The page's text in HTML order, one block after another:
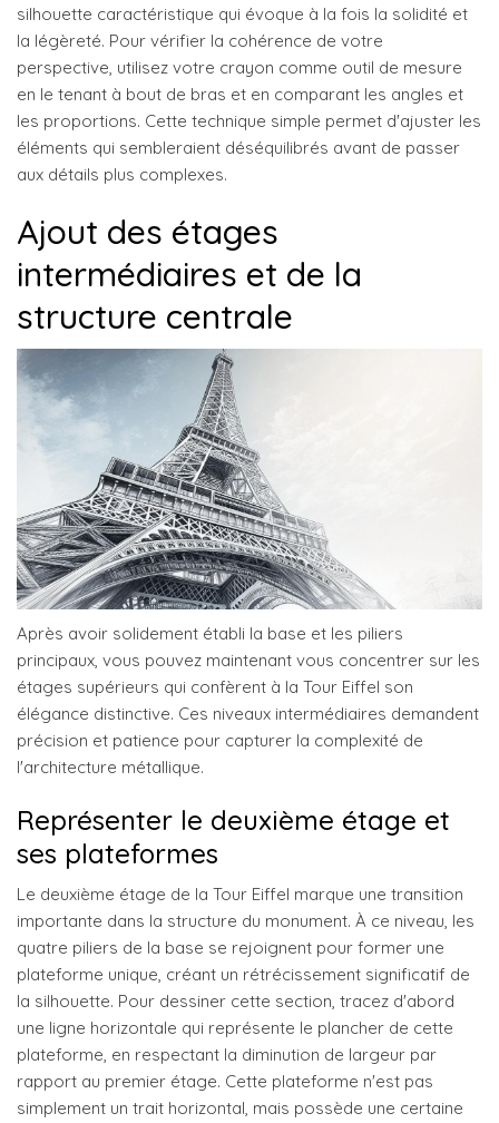
silhouette caractéristique qui évoque à la fois la solidité et
la légèreté. Pour vérifier la cohérence de votre
perspective, utilisez votre crayon comme outil de mesure
en le tenant à bout de bras et en comparant les angles et
les proportions. Cette technique simple permet d'ajuster les
éléments qui sembleraient déséquilibrés avant de passer
aux détails plus complexes.
Ajout des étages
intermédiaires et de la
structure centrale
Après avoir solidement établi la base et les piliers
principaux, vous pouvez maintenant vous concentrer sur les
étages supérieurs qui confèrent à la Tour Eiffel son
élégance distinctive. Ces niveaux intermédiaires demandent
précision et patience pour capturer la complexité de
l'architecture métallique.
Représenter le deuxième étage et
ses plateformes
Le deuxième étage de la Tour Eiffel marque une transition
importante dans la structure du monument. À ce niveau, les
quatre piliers de la base se rejoignent pour former une
plateforme unique, créant un rétrécissement significatif de
la silhouette. Pour dessiner cette section, tracez d'abord
une ligne horizontale qui représente le plancher de cette
plateforme, en respectant la diminution de largeur par
rapport au premier étage. Cette plateforme n'est pas
simplement un trait horizontal, mais possède une certaine